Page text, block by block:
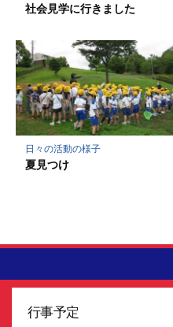
社会見学に行きました
日々の活動の様子
夏見つけ
行事予定